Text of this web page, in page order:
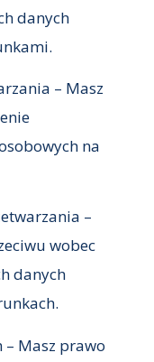
danych
– Masz
na
–
wobec
danych
– Masz prawo